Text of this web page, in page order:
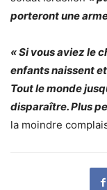
porteront une
« Si vous aviez le
enfants naissent
Tout le monde
disparaître. Plus
la moindre